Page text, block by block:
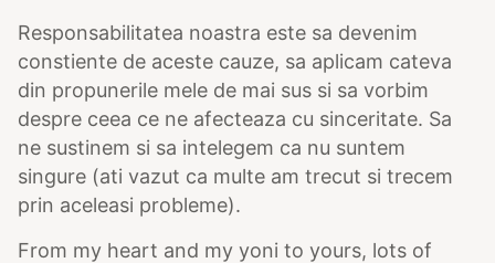
Responsabilitatea noastra este sa devenim
constiente de aceste cauze, sa aplicam cateva
din propunerile mele de mai sus si sa vorbim
despre ceea ce ne afecteaza cu sinceritate. Sa
ne sustinem si sa intelegem ca nu suntem
singure (ati vazut ca multe am trecut si trecem
prin aceleasi probleme).
From my heart and my yoni to yours, lots of